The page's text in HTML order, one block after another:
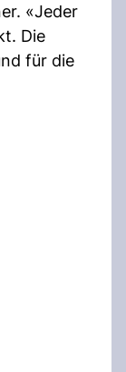
«Jeder
Die
für die